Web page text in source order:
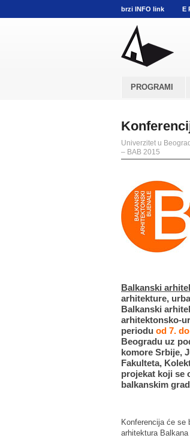
brzi INFO link E
PROGRAMI
Univerzitet u
– BAB 2015
Balkanski
arhitekture,
Balkanski
arhitektonsko-
periodu od 7.
Beogradu uz
komore Srbije,
Fakulteta,
projekat koji se
balkanskim
Konferencija će se
arhitektura